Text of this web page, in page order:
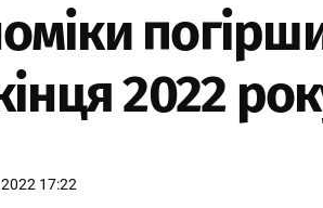
2022
17:22